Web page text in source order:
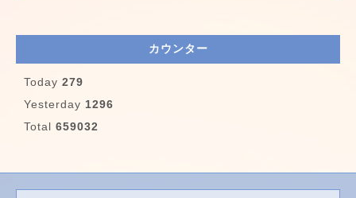
カウンター
Today 279
Yesterday 1296
Total 659032